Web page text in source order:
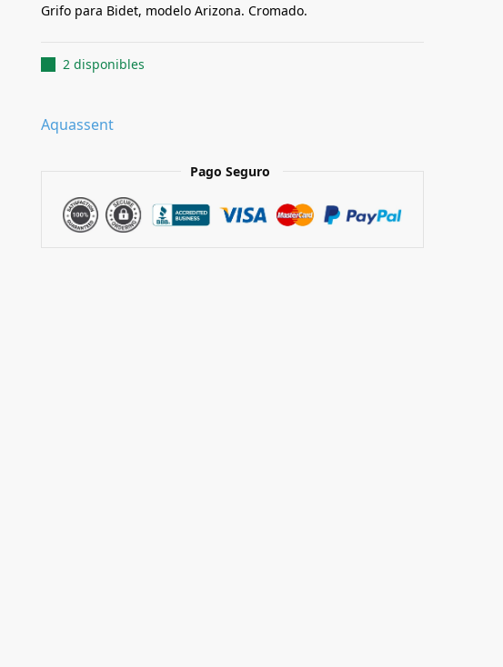
Grifo para Bidet, modelo Arizona. Cromado.
2 disponibles
Aquassent
Pago Seguro